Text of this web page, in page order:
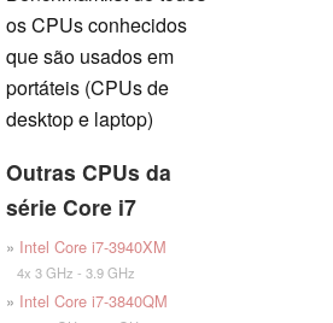
os CPUs conhecidos
que são usados em
portáteis (CPUs de
desktop e laptop)
Outras CPUs da
série Core i7
» Intel Core i7-3940XM
4x 3 GHz - 3.9 GHz
» Intel Core i7-3840QM